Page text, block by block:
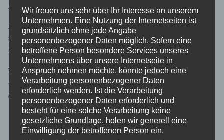
und schaue auf mittlerweile 20 Berufsjahre zurück.
Die Arbeit auf der Leitstelle bildet dabei einen großen Teil
ab. In dieser Zeit war die Aus- und Fortbildung, von neuen
Kollegen eine sehr interessante Aufgabe.
Mit der Tätigkeit bei Critical Communication Competence
kann ich diese Erfahrungen nutzen, weitergeben und den
eigenen Horizont erweitern.
Wir freuen uns sehr über Ihr Interesse an unserem
Unternehmen. Eine Nutzung der Internetseiten ist
grundsätzlich ohne jede Angabe
personenbezogener Daten möglich. Sofern eine
betroffene Person besondere Services unseres
Unternehmens über unsere Internetseite in
Anspruch nehmen möchte, könnte jedoch eine
Verarbeitung personenbezogener Daten
erforderlich werden. Ist die Verarbeitung
personenbezogener Daten erforderlich und
besteht für eine solche Verarbeitung keine
gesetzliche Grundlage, holen wir generell eine
Einwilligung der betroffenen Person ein.